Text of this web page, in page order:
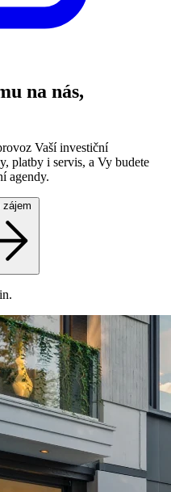
na nás,
Vaší investiční
platby i servis, a Vy budete
agendy.
zájem